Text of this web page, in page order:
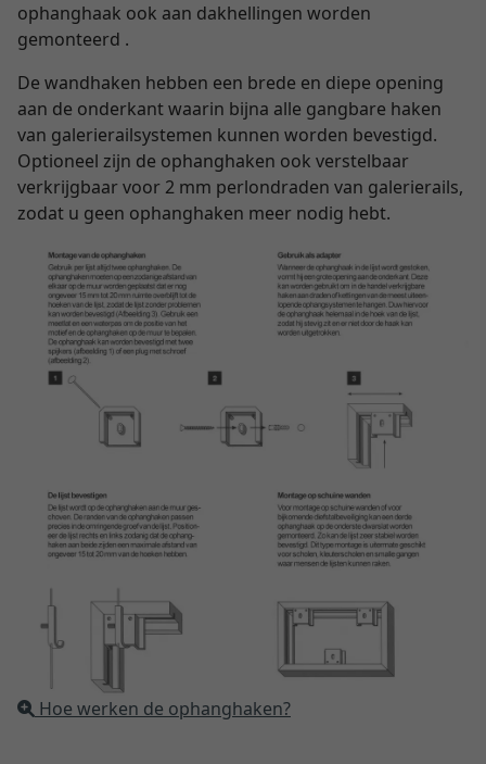
ophanghaak ook aan dakhellingen worden
gemonteerd .
De wandhaken hebben een brede en diepe opening
aan de onderkant waarin bijna alle gangbare haken
van galerierailsystemen kunnen worden bevestigd.
Optioneel zijn de ophanghaken ook verstelbaar
verkrijgbaar voor 2 mm perlondraden van galerierails,
zodat u geen ophanghaken meer nodig hebt.
Hoe werken de ophanghaken?